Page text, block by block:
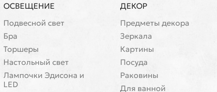
ОСВЕЩЕНИЕ
Подвесной свет
Бра
Торшеры
Настольный свет
Лампочки Эдисона и
LED
ДЕКОР
Предметы декора
Зеркала
Картины
Посуда
Раковины
Для ванной